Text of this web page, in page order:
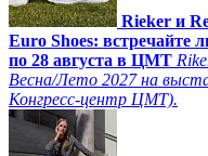
Rieker и
Euro Shoes: встречайте
по 28 августа в ЦМТ
Весна/Лето 2027 на
Конгресс‑центр ЦМТ).